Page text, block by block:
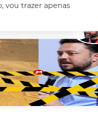
vou trazer apenas